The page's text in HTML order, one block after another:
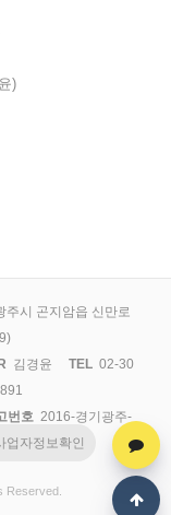
)
주시 곤지암읍 신만로
김경윤 TEL 02-30
번호 2016-경기광주-
업자정보확인
Reserved.